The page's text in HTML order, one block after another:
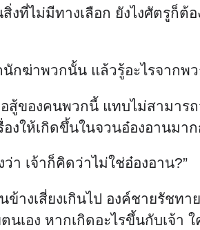
ที่ไม่มีทางเลือก ยังไงศัตรูก็ต้
กฆ่าพวกนั้น แล้วรู้อะไรจากพว
ของคนพวกนี้ แทบไม่สามาร
งให้เกิดขึ้นในจวนอ๋องอานมาก
า เจ้าก็คิดว่าไม่ใช่อ๋องอาน?”
งเสี่ยงเกินไป องค์ชายรัชทา
เอง หากเกิดอะไรขึ้นกับเจ้า